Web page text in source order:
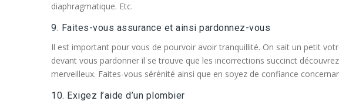
diaphragmatique. Etc.
9. Faites-vous assurance et ainsi pardonnez-vous
Il est important pour vous de pourvoir avoir tranquillité. On sait un petit
devant vous pardonner il se trouve que les incorrections succinct
merveilleux. Faites-vous sérénité ainsi que en soyez de confiance
10. Exigez l’aide d’un plombier